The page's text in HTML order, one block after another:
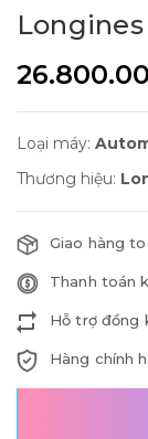
Longines
Loại máy:
Thương hiệu:
Giao hàng
Thanh toán
Hỗ trợ đồng
Hàng chính